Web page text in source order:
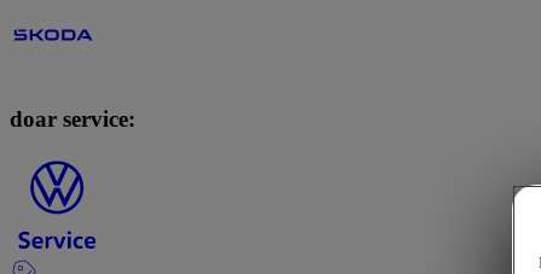
doar service: